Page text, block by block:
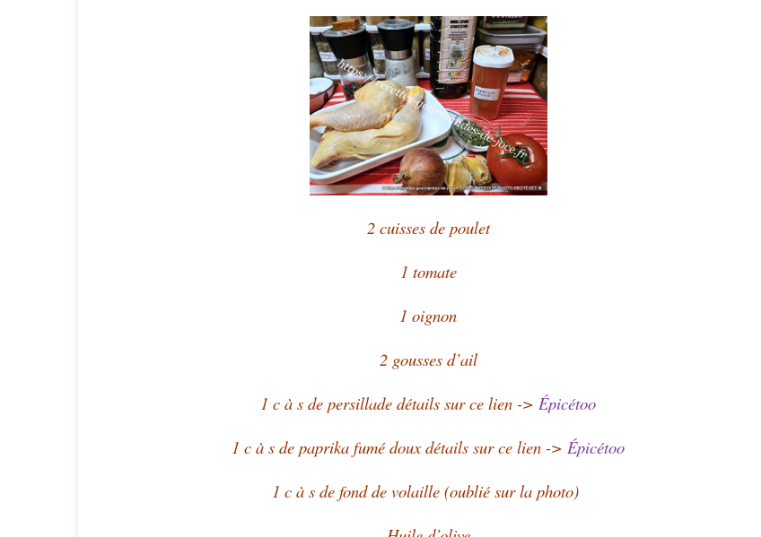
2 cuisses de poulet
1 tomate
1 oignon
2 gousses d’ail
1 c à s de persillade détails sur ce lien -> Épicétoo
1 c à s de paprika fumé doux détails sur ce lien -> Épicétoo
1 c à s de fond de volaille (oublié sur la photo)